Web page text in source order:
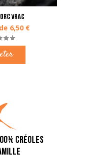
vrac
6,50 €
CRÉOLES